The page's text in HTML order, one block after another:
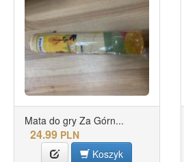
Mata do gry Za Górn...
24.99 PLN
Koszyk